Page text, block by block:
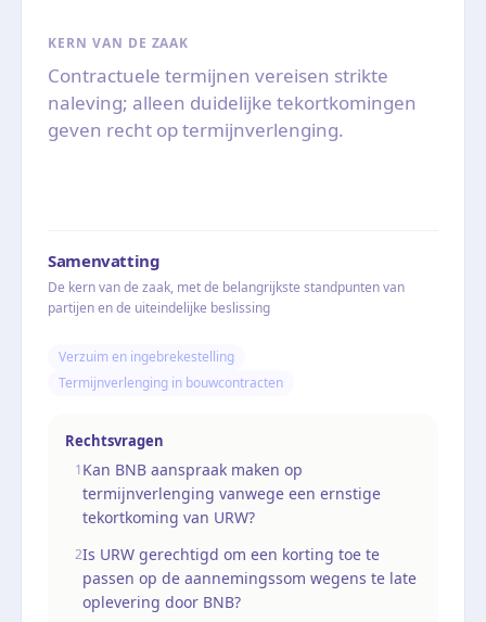
KERN VAN DE ZAAK
Contractuele termijnen vereisen strikte
naleving; alleen duidelijke tekortkomingen
geven recht op termijnverlenging.
Samenvatting
De kern van de zaak, met de belangrijkste standpunten van
partijen en de uiteindelijke beslissing
Verzuim en ingebrekestelling
Termijnverlenging in bouwcontracten
Rechtsvragen
1Kan BNB aanspraak maken op
termijnverlenging vanwege een ernstige
tekortkoming van URW?
2Is URW gerechtigd om een korting toe te
passen op de aannemingssom wegens te late
oplevering door BNB?